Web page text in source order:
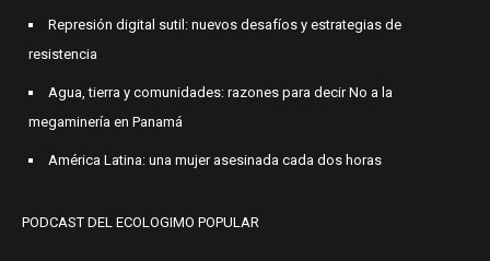
Represión digital sutil: nuevos desafíos y estrategias de
resistencia
Agua, tierra y comunidades: razones para decir No a la
megaminería en Panamá
América Latina: una mujer asesinada cada dos horas
PODCAST DEL ECOLOGIMO POPULAR